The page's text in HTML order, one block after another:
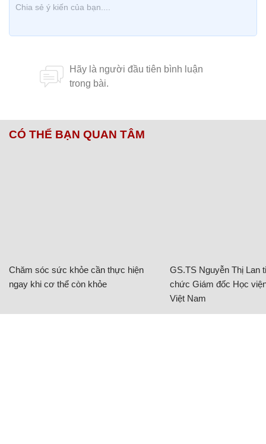
CÓ THỂ BẠN QUAN TÂM
Chăm sóc sức khỏe cần thực hiện
ngay khi cơ thể còn khỏe
GS.TS Nguyễn Thị Lan
chức Giám đốc Học
Việt Nam